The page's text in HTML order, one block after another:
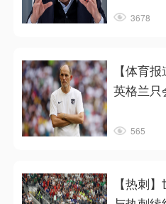
3678
【体育
英格兰只
565
【热刺